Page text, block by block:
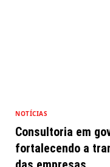
NOTÍCIAS
Consultoria em
fortalecendo a